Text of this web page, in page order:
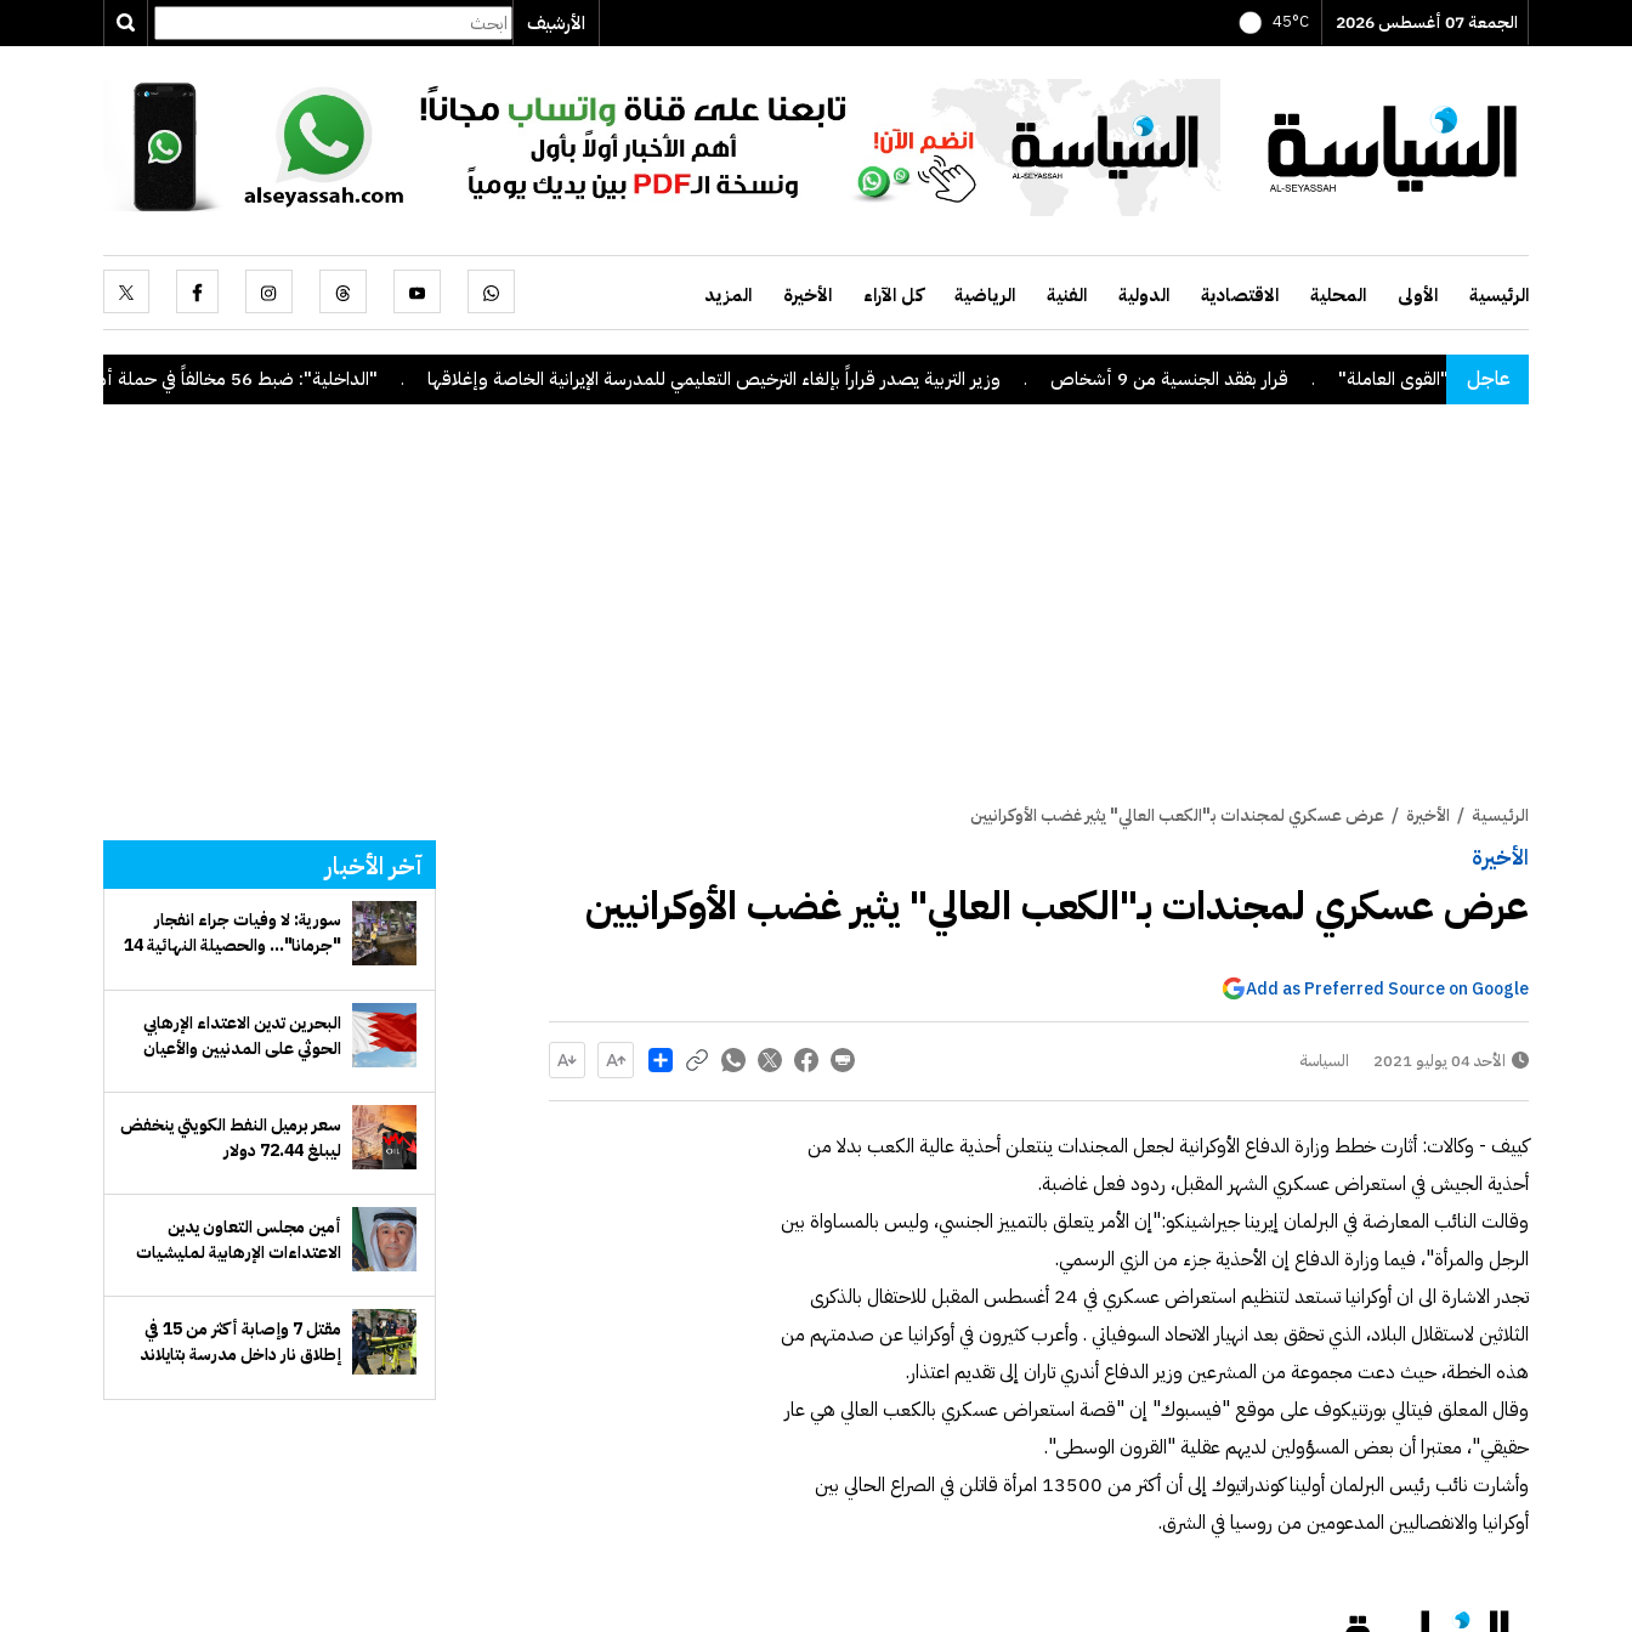
الجمعة 07 أغسطس 2026 45°C الأرشيف
الرئيسية الأولى المحلية الاقتصادية الدولية الفنية الرياضية كل الآراء الأخيرة المزيد
عاجل . قرار بفقد الجنسية من 9 أشخاص . وزير التربية يصدر قراراً بإلغاء الترخيص التعليمي للمدرسة الإيرانية الخاصة وإغلاقها . "الداخلية": ضبط 56 مخالفاً في حملة أمنية مشتركة بالتعاون مع "القوى العاملة"
الرئيسية / الأخيرة / عرض عسكري لمجندات بـ"الكعب العالي" يثير غضب الأوكرانيين
الأخيرة
عرض عسكري لمجندات بـ"الكعب العالي" يثير غضب الأوكرانيين
Add as Preferred Source on Google
الأحد 04 يوليو 2021 السياسة Share
كييف - وكالات: أثارت خطط وزارة الدفاع الأوكرانية لجعل المجندات ينتعلن أحذية عالية الكعب بدلا من
أحذية الجيش في استعراض عسكري الشهر المقبل، ردود فعل غاضبة.
وقالت النائب المعارضة في البرلمان إيرينا جيراشينكو:"إن الأمر يتعلق بالتمييز الجنسي، وليس بالمساواة بين
الرجل والمرأة"، فيما وزارة الدفاع إن الأحذية جزء من الزي الرسمي.
تجدر الاشارة الى ان أوكرانيا تستعد لتنظيم استعراض عسكري في 24 أغسطس المقبل للاحتفال بالذكرى
الثلاثين لاستقلال البلاد، الذي تحقق بعد انهيار الاتحاد السوفياتي . وأعرب كثيرون في أوكرانيا عن صدمتهم من
هذه الخطة، حيث دعت مجموعة من المشرعين وزير الدفاع أندري تاران إلى تقديم اعتذار.
وقال المعلق فيتالي بورتنيكوف على موقع "فيسبوك" إن "قصة استعراض عسكري بالكعب العالي هي عار
حقيقي"، معتبرا أن بعض المسؤولين لديهم عقلية "القرون الوسطى".
وأشارت نائب رئيس البرلمان أولينا كوندراتيوك إلى أن أكثر من 13500 امرأة قاتلن في الصراع الحالي بين
أوكرانيا والانفصاليين المدعومين من روسيا في الشرق.
آخر الأخبار
سورية: لا وفيات جراء انفجار
"جرمانا"... والحصيلة النهائية 14
البحرين تدين الاعتداء الإرهابي
الحوثي على المدنيين والأعيان
سعر برميل النفط الكويتي ينخفض
ليبلغ 72.44 دولار
أمين مجلس التعاون يدين
الاعتداءات الإرهابية لمليشيات
بالسعودية
مقتل 7 وإصابة أكثر من 15 في
إطلاق نار داخل مدرسة بتايلاند